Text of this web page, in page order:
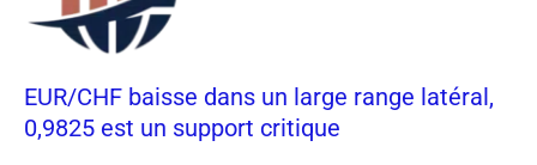
EUR/CHF baisse dans un large range latéral,
0,9825 est un support critique